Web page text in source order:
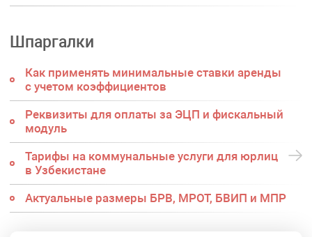
Шпаргалки
Как применять минимальные ставки аренды
с учетом коэффициентов
Реквизиты для оплаты за ЭЦП и фискальный
модуль
Тарифы на коммунальные услуги для юрлиц
в Узбекистане
Актуальные размеры БРВ, МРОТ, БВИП и МПР